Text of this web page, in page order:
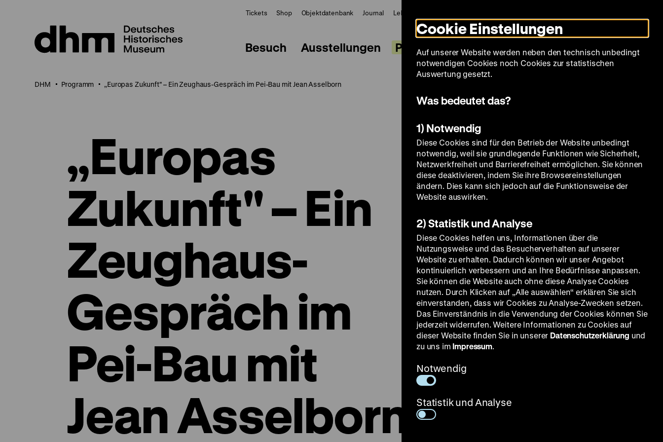
Seiteninhalt
springen
Tickets Shop Objektdatenbank Journal LeMO
Modus
umschalten
zum
Deutschen
Historischen
in
Deutscher
zum
Deutschen
Historischen
in
Leichter
Besuch Ausstellungen Programm Sammlung Bildung Museum
DHM Programm „Europas Zukunft" – Ein Zeughaus-Gespräch im Pei-Bau mit Jean Asselborn
„Europas
Zukunft" – Ein
Zeughaus-
Gespräch im
Pei-Bau mit
Jean Asselborn
Cookie Einstellungen
Auf unserer Website werden neben den technisch unbedingt
notwendigen Cookies noch Cookies zur statistischen
Auswertung gesetzt.
Was bedeutet das?
1) Notwendig
Diese Cookies sind für den Betrieb der Website unbedingt
notwendig, weil sie grundlegende Funktionen wie Sicherheit,
Netzwerkfreiheit und Barrierefreiheit ermöglichen. Sie können
diese deaktivieren, indem Sie ihre Browsereinstellungen
ändern. Dies kann sich jedoch auf die Funktionsweise der
Website auswirken.
2) Statistik und Analyse
Diese Cookies helfen uns, Informationen über die
Nutzungsweise und das Besucherverhalten auf unserer
Website zu erhalten. Dadurch können wir unser Angebot
kontinuierlich verbessern und an Ihre Bedürfnisse anpassen.
Sie können die Website auch ohne diese Analyse Cookies
nutzen. Durch Klicken auf „Alle auswählen“ erklären Sie sich
einverstanden, dass wir Cookies zu Analyse-Zwecken setzen.
Das Einverständnis in die Verwendung der Cookies können Sie
jederzeit widerrufen. Weitere Informationen zu Cookies auf
dieser Website finden Sie in unserer Datenschutzerklärung und
zu uns im Impressum.
Notwendig
Statistik und Analyse